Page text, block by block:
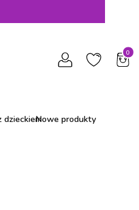
dzieckiemNowe produkty